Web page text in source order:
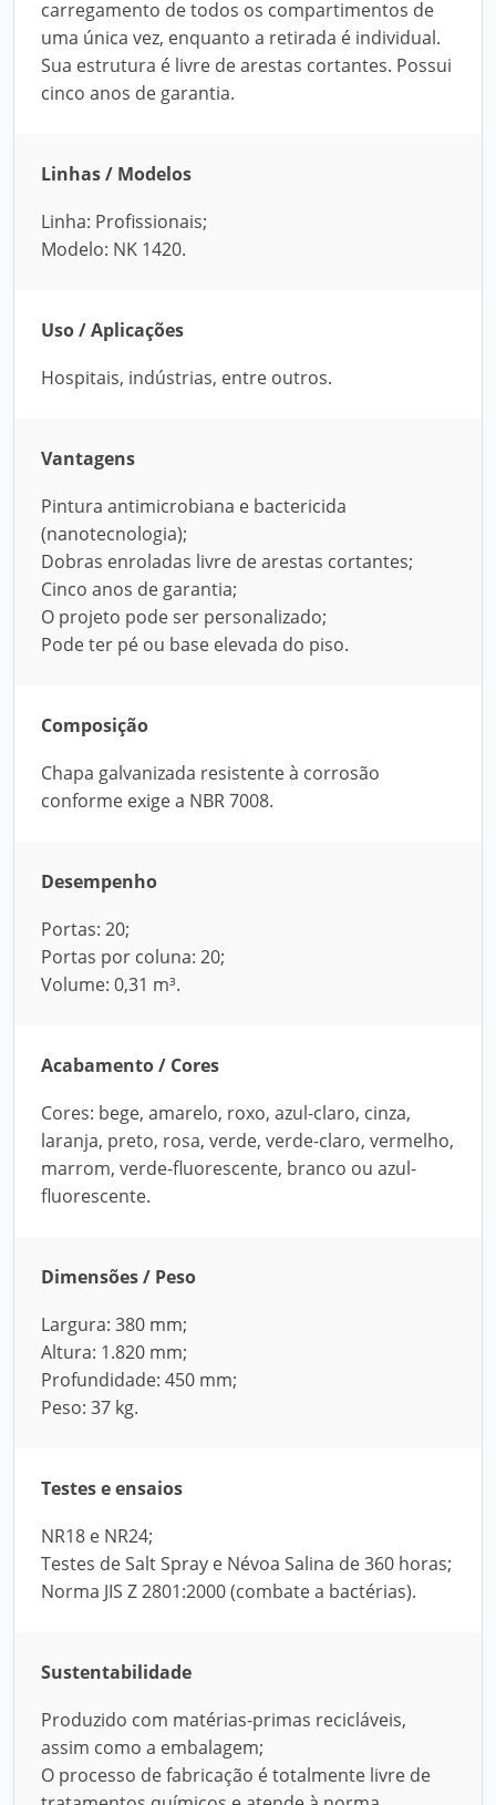
carregamento de todos os compartimentos de
uma única vez, enquanto a retirada é individual.
Sua estrutura é livre de arestas cortantes. Possui
cinco anos de garantia.
Linhas / Modelos
Linha: Profissionais;
Modelo: NK 1420.
Uso / Aplicações
Hospitais, indústrias, entre outros.
Vantagens
Pintura antimicrobiana e bactericida
(nanotecnologia);
Dobras enroladas livre de arestas cortantes;
Cinco anos de garantia;
O projeto pode ser personalizado;
Pode ter pé ou base elevada do piso.
Composição
Chapa galvanizada resistente à corrosão
conforme exige a NBR 7008.
Desempenho
Portas: 20;
Portas por coluna: 20;
Volume: 0,31 m³.
Acabamento / Cores
Cores: bege, amarelo, roxo, azul-claro, cinza,
laranja, preto, rosa, verde, verde-claro, vermelho,
marrom, verde-fluorescente, branco ou azul-
fluorescente.
Dimensões / Peso
Largura: 380 mm;
Altura: 1.820 mm;
Profundidade: 450 mm;
Peso: 37 kg.
Testes e ensaios
NR18 e NR24;
Testes de Salt Spray e Névoa Salina de 360 horas;
Norma JIS Z 2801:2000 (combate a bactérias).
Sustentabilidade
Produzido com matérias-primas recicláveis,
assim como a embalagem;
O processo de fabricação é totalmente livre de